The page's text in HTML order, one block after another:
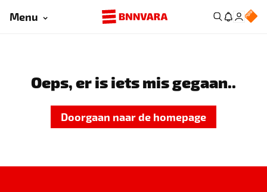
Menu
Oeps, er is iets mis gegaan..
Doorgaan naar de homepage